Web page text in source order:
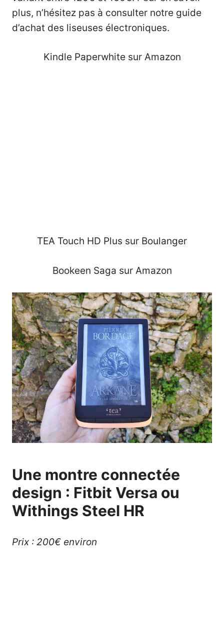
plus, n’hésitez pas à consulter notre guide
d’achat des liseuses électroniques.
Kindle Paperwhite sur Amazon
TEA Touch HD Plus sur Boulanger
Bookeen Saga sur Amazon
Une montre connectée
design : Fitbit Versa ou
Withings Steel HR
Prix : 200€ environ